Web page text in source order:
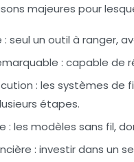
majeures pour
: seul un outil à ranger,
: capable de
: les systèmes de
étapes.
: les modèles sans fil,
: investir dans un